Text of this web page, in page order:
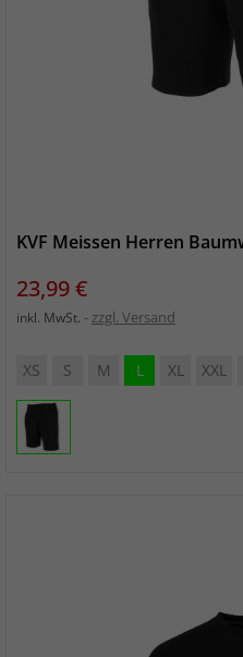
KVF Meissen Herren
Preis
23,99 €
inkl. MwSt. zzgl. Versand
XS S M L XL XXL